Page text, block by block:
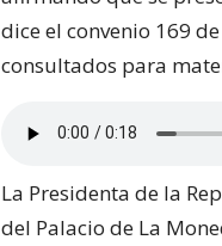
dice el convenio 169
consultados para
La Presidenta de la
del Palacio de La